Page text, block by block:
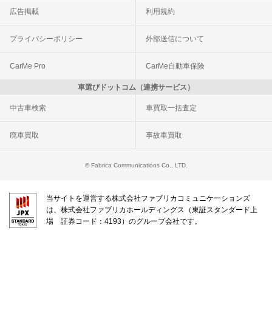
広告掲載 利用規約
プライバシーポリシー 外部送信について
CarMe Pro CarMe自動車保険
車選びドットコム（連携サービス）
中古車検索 車買取一括査定
廃車買取 事故車買取
© Fabrica Communications Co., LTD.
当サイトを運営する株式会社ファブリカコミュニケーションズ
は、株式会社ファブリカホールディングス（東証スタンダード上
場 証券コード：4193）のグループ会社です。